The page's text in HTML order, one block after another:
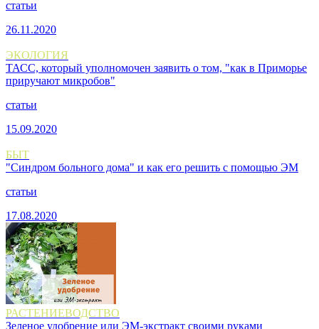
статьи
26.11.2020
ЭКОЛОГИЯ
ТАСС, который уполномочен заявить о том, "как в Приморье
приручают микробов"
статьи
15.09.2020
БЫТ
"Синдром больного дома" и как его решить с помощью ЭМ
статьи
17.08.2020
РАСТЕНИЕВОДСТВО
Зеленое удобрение или ЭМ-экстракт своими руками